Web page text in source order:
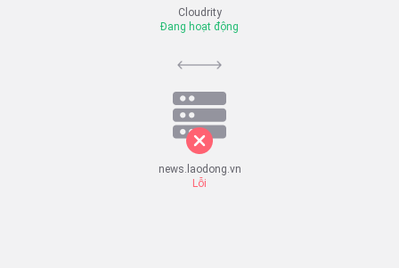
Cloudrity
Đang hoạt động
news.laodong.vn
Lỗi